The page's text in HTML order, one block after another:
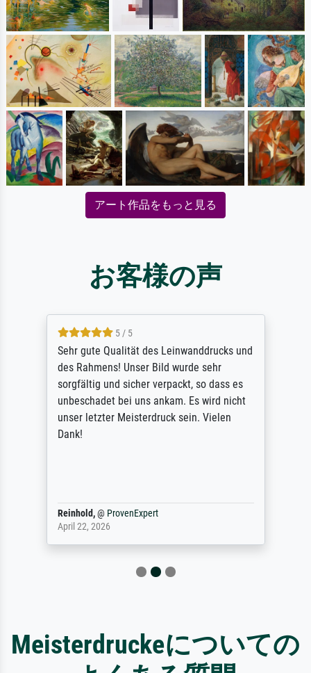
アート作品をもっと見る
お客様の声
5 / 5
Sehr gute Qualität des Leinwanddrucks und
des Rahmens! Unser Bild wurde sehr
sorgfältig und sicher verpackt, so dass es
unbeschadet bei uns ankam. Es wird nicht
unser letzter Meisterdruck sein. Vielen
Dank!
Reinhold,@ ProvenExpert
April 22, 2026
Meisterdruckeについての